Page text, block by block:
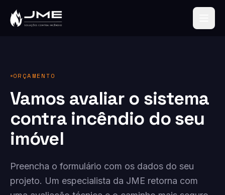
ORÇAMENTO
Vamos avaliar o sistema
contra incêndio do seu
imóvel
Preencha o formulário com os dados do seu
projeto. Um especialista da JME retorna com